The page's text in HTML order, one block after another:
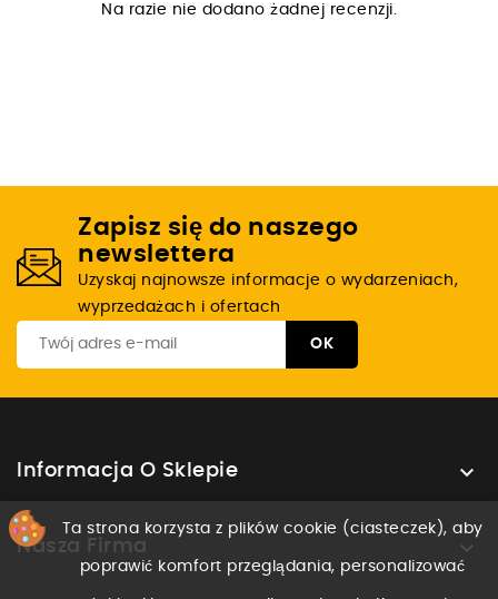
Na razie nie dodano żadnej recenzji.
Zapisz się do naszego
newslettera
Uzyskaj najnowsze informacje o wydarzeniach,
wyprzedażach i ofertach
Informacja O Sklepie 
Nasza Firma 
Ta strona korzysta z plików cookie (ciasteczek), aby
poprawić komfort przeglądania, personalizować